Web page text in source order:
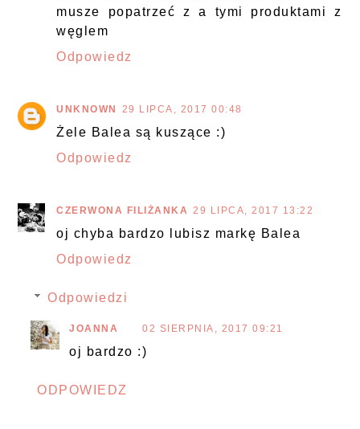
musze popatrzeć z a tymi produktami z
węglem
Odpowiedz
UNKNOWN 29 LIPCA, 2017 00:48
Żele Balea są kuszące :)
Odpowiedz
CZERWONA FILIŻANKA 29 LIPCA, 2017 13:22
oj chyba bardzo lubisz markę Balea
Odpowiedz
Odpowiedzi
JOANNA 02 SIERPNIA, 2017 09:21
oj bardzo :)
ODPOWIEDZ